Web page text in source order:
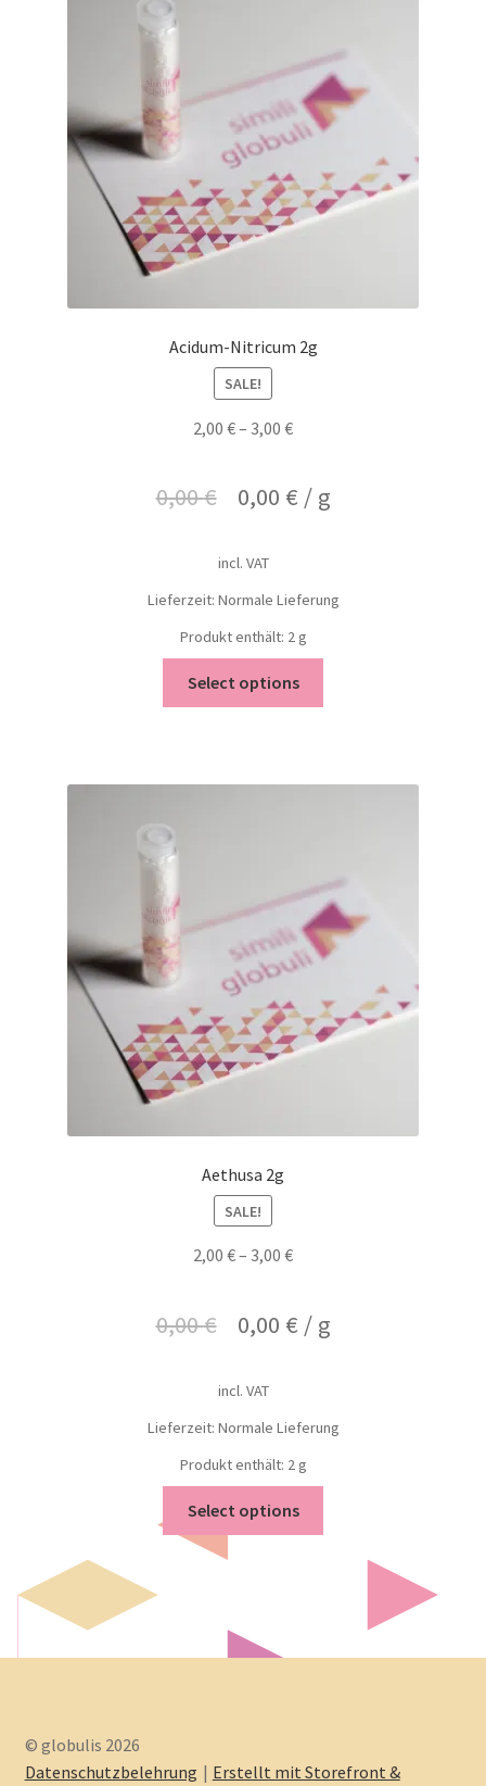
Acidum-Nitricum 2g
SALE!
2,00 €– 3,00 €
0,00€ 0,00 € / g
incl. VAT
Lieferzeit: Normale Lieferung
Produkt enthält: 2g
Select options
Aethusa 2g
SALE!
2,00 €– 3,00 €
0,00€ 0,00 € / g
incl. VAT
Lieferzeit: Normale Lieferung
Produkt enthält: 2g
Select options
© globulis 2026
Datenschutzbelehrung
Erstellt mit Storefront &